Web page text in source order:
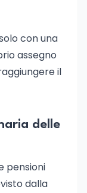
con una
assegno
il
delle
pensioni
dalla